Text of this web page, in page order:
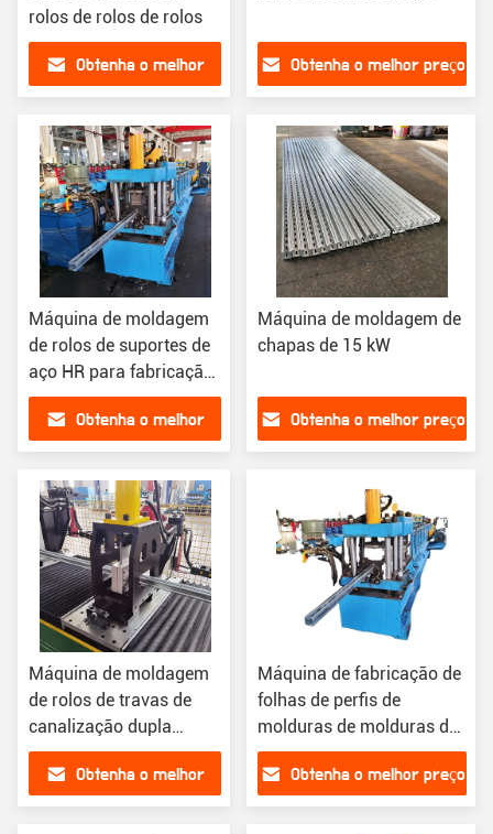
rolos de rolos de rolos
Obtenha o melhor Obtenha o melhor preço
Máquina de moldagem
de rolos de suportes de
aço HR para fabricação
de molduras de portas
Obtenha o melhor
Máquina de moldagem de
chapas de 15 kW
Obtenha o melhor preço
Máquina de moldagem
de rolos de travas de
canalização dupla
camada 380V
Obtenha o melhor
Máquina de fabricação de
folhas de perfis de
molduras de molduras de
rolos
Obtenha o melhor preço